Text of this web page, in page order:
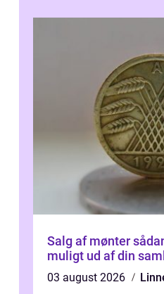
Salg af mønter sådan får du mest
muligt ud af din
03 august 2026